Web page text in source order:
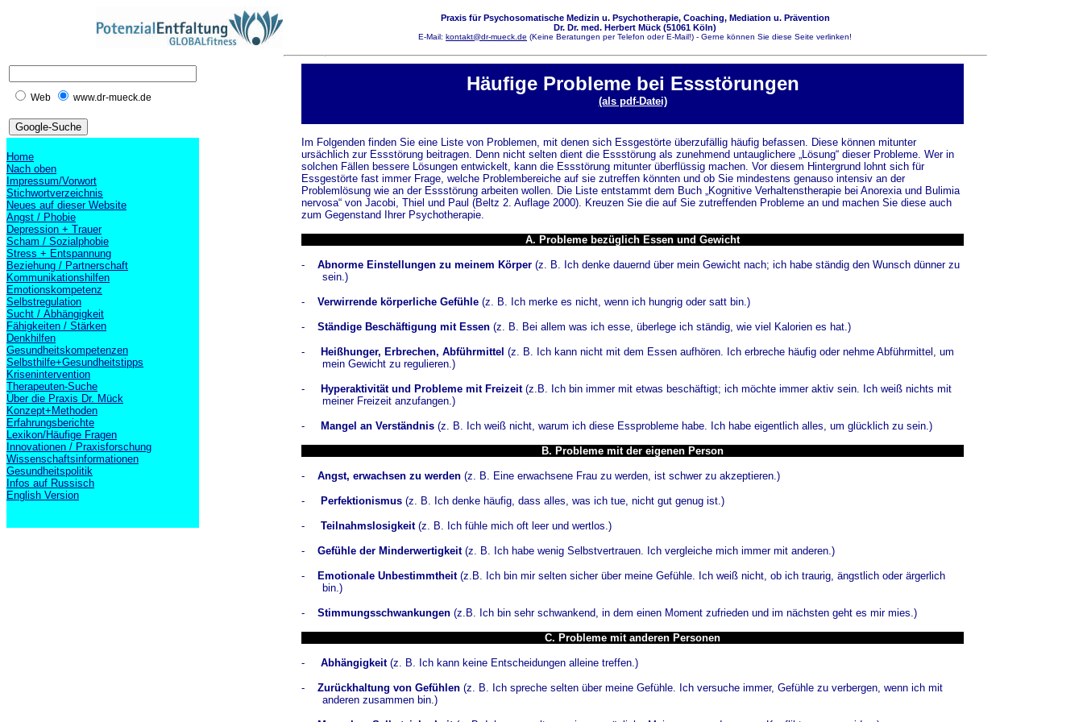
Praxis für Psychosomatische Medizin u. Psychotherapie, Coaching, Mediation u. Prävention
Dr. Dr. med. Herbert Mück (51061 Köln)
E-Mail: kontakt@dr-mueck.de (Keine Beratungen per Telefon oder E-Mail!) - Gerne können Sie diese Seite verlinken!
Web www.dr-mueck.de
Home
Nach oben
Impressum/Vorwort
Stichwortverzeichnis
Neues auf dieser Website
Angst / Phobie
Depression + Trauer
Scham / Sozialphobie
Stress + Entspannung
Beziehung / Partnerschaft
Kommunikationshilfen
Emotionskompetenz
Selbstregulation
Sucht / Abhängigkeit
Fähigkeiten / Stärken
Denkhilfen
Gesundheitskompetenzen
Selbsthilfe+Gesundheitstipps
Krisenintervention
Therapeuten-Suche
Über die Praxis Dr. Mück
Konzept+Methoden
Erfahrungsberichte
Lexikon/Häufige Fragen
Innovationen / Praxisforschung
Wissenschaftsinformationen
Gesundheitspolitik
Infos auf Russisch
English Version
Häufige Probleme bei Essstörungen
(als pdf-Datei)
Im Folgenden finden Sie eine Liste von Problemen, mit denen sich Essgestörte überzufällig häufig befassen. Diese können mitunter
ursächlich zur Essstörung beitragen. Denn nicht selten dient die Essstörung als zunehmend untauglichere „Lösung“ dieser Probleme. Wer in
solchen Fällen bessere Lösungen entwickelt, kann die Essstörung mitunter überflüssig machen. Vor diesem Hintergrund lohnt sich für
Essgestörte fast immer Frage, welche Problembereiche auf sie zutreffen könnten und ob Sie mindestens genauso intensiv an der
Problemlösung wie an der Essstörung arbeiten wollen. Die Liste entstammt dem Buch „Kognitive Verhaltenstherapie bei Anorexia und Bulimia
nervosa“ von Jacobi, Thiel und Paul (Beltz 2. Auflage 2000). Kreuzen Sie die auf Sie zutreffenden Probleme an und machen Sie diese auch
zum Gegenstand Ihrer Psychotherapie.
A. Probleme bezüglich Essen und Gewicht
- Abnorme Einstellungen zu meinem Körper (z. B. Ich denke dauernd über mein Gewicht nach; ich habe ständig den Wunsch dünner zu
sein.)
- Verwirrende körperliche Gefühle (z. B. Ich merke es nicht, wenn ich hungrig oder satt bin.)
- Ständige Beschäftigung mit Essen (z. B. Bei allem was ich esse, überlege ich ständig, wie viel Kalorien es hat.)
- Heißhunger, Erbrechen, Abführmittel (z. B. Ich kann nicht mit dem Essen aufhören. Ich erbreche häufig oder nehme Abführmittel, um
mein Gewicht zu regulieren.)
- Hyperaktivität und Probleme mit Freizeit(z.B. Ich bin immer mit etwas beschäftigt; ich möchte immer aktiv sein. Ich weiß nichts mit
meiner Freizeit anzufangen.)
- Mangel an Verständnis (z. B. Ich weiß nicht, warum ich diese Essprobleme habe. Ich habe eigentlich alles, um glücklich zu sein.)
B. Probleme mit der eigenen Person
- Angst, erwachsen zu werden (z. B. Eine erwachsene Frau zu werden, ist schwer zu akzeptieren.)
- Perfektionismus (z. B. Ich denke häufig, dass alles, was ich tue, nicht gut genug ist.)
- Teilnahmslosigkeit(z. B. Ich fühle mich oft leer und wertlos.)
- Gefühle der Minderwertigkeit(z. B. Ich habe wenig Selbstvertrauen. Ich vergleiche mich immer mit anderen.)
- Emotionale Unbestimmtheit(z.B. Ich bin mir selten sicher über meine Gefühle. Ich weiß nicht, ob ich traurig, ängstlich oder ärgerlich
bin.)
- Stimmungsschwankungen (z.B. Ich bin sehr schwankend, in dem einen Moment zufrieden und im nächsten geht es mir mies.)
C. Probleme mit anderen Personen
- Abhängigkeit (z. B. Ich kann keine Entscheidungen alleine treffen.)
- Zurückhaltung von Gefühlen (z. B. Ich spreche selten über meine Gefühle. Ich versuche immer, Gefühle zu verbergen, wenn ich mit
anderen zusammen bin.)